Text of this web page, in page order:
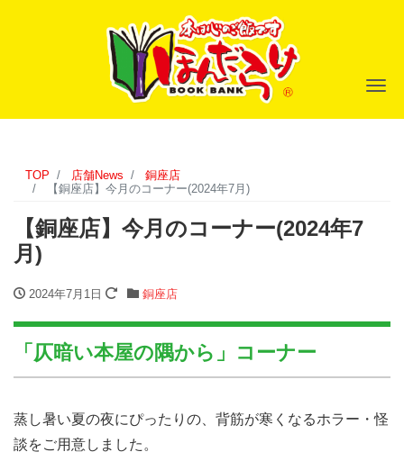
ナ
TOP 店舗News
銅座店
【銅座店】今月のコーナー(2024年7月)
【銅座店】今月のコーナー(2024年7
月)
2024年7月1日 銅座店
「仄暗い本屋の隅から」コーナー
蒸し暑い夏の夜にぴったりの、背筋が寒くなるホラー・怪
談をご用意しました。